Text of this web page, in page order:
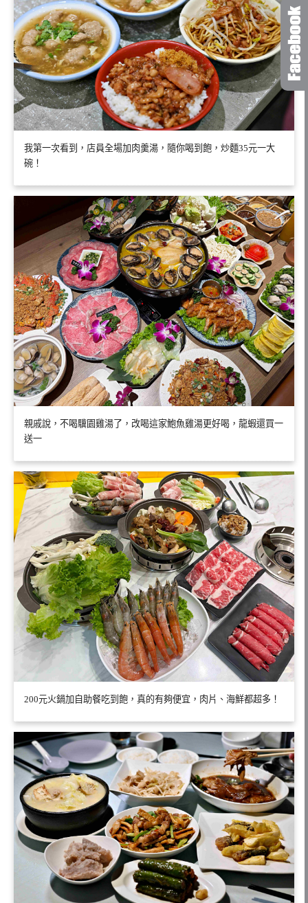
我第一次看到，店員全場加肉羹湯，隨你喝到飽，炒麵35元一大
碗！
親戚說，不喝驥園雞湯了，改喝這家鮑魚雞湯更好喝，龍蝦還買一
送一
200元火鍋加自助餐吃到飽，真的有夠便宜，肉片、海鮮都超多！